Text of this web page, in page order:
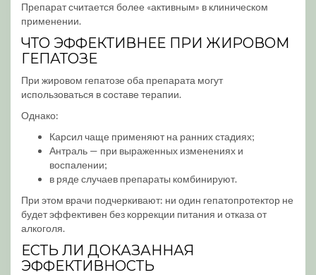
Препарат считается более «активным» в клиническом
применении.
ЧТО ЭФФЕКТИВНЕЕ ПРИ ЖИРОВОМ
ГЕПАТОЗЕ
При жировом гепатозе оба препарата могут
использоваться в составе терапии.
Однако:
Карсил чаще применяют на ранних стадиях;
Антраль — при выраженных изменениях и
воспалении;
в ряде случаев препараты комбинируют.
При этом врачи подчеркивают: ни один гепатопротектор не
будет эффективен без коррекции питания и отказа от
алкоголя.
ЕСТЬ ЛИ ДОКАЗАННАЯ
ЭФФЕКТИВНОСТЬ